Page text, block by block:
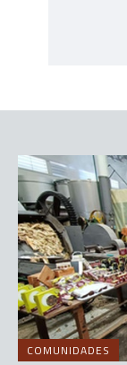
COMUNIDADES